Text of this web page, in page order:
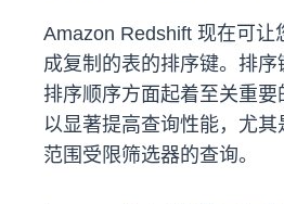
Amazon Redshift 现在可让
成复制的表的排序键。排
排序顺序方面起着至关重要
以显著提高查询性能，尤
范围受限筛选器的查询。